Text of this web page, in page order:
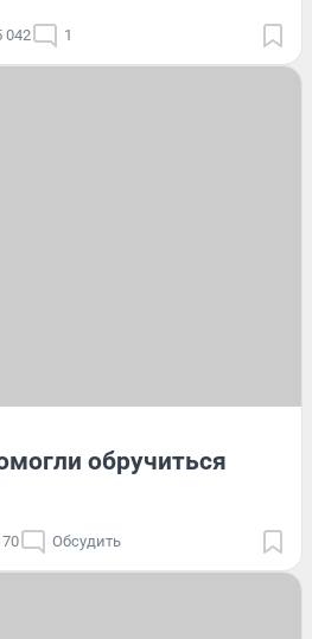
042 1
обручиться
Обсудить